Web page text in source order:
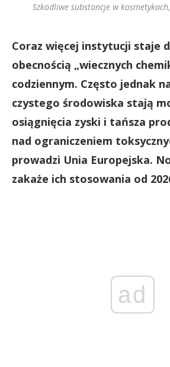
Szkodliwe substancje w
Coraz więcej instytucji staje
obecnością „wiecznych
codziennym. Często jednak
czystego środowiska stają
osiągnięcia zyski i tańsza
nad ograniczeniem
prowadzi Unia Europejska.
zakaże ich stosowania od
ad